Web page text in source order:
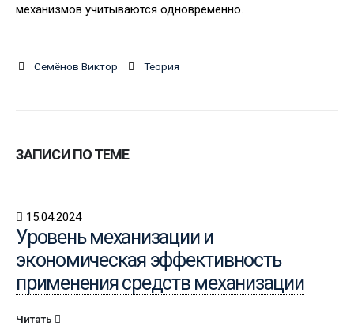
механизмов учитываются одновременно.
Семёнов Виктор Теория
ЗАПИСИ ПО ТЕМЕ
15.04.2024
Уровень механизации и
экономическая эффективность
применения средств механизации
Читать